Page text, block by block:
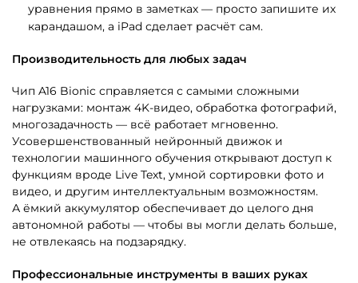
уравнения прямо в заметках — просто запишите их
карандашом, а iPad сделает расчёт сам.
Производительность для любых задач
Чип A16 Bionic справляется с самыми сложными
нагрузками: монтаж 4K-видео, обработка фотографий,
многозадачность — всё работает мгновенно.
Усовершенствованный нейронный движок и
технологии машинного обучения открывают доступ к
функциям вроде Live Text, умной сортировки фото и
видео, и другим интеллектуальным возможностям.
А ёмкий аккумулятор обеспечивает до целого дня
автономной работы — чтобы вы могли делать больше,
не отвлекаясь на подзарядку.
Профессиональные инструменты в ваших руках